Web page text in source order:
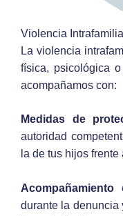
Violencia
La violencia
física, psicológica
acompañamos con:
Medidas de
autoridad
la de tus hijos frente
durante la denuncia